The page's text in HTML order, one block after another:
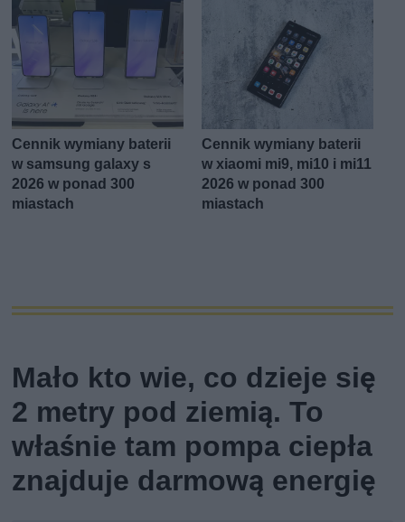
Cennik wymiany baterii
w samsung galaxy s
2026 w ponad 300
miastach
Cennik wymiany baterii
w xiaomi mi9, mi10 i mi11
2026 w ponad 300
miastach
Mało kto wie, co dzieje się
2 metry pod ziemią. To
właśnie tam pompa ciepła
znajduje darmową energię